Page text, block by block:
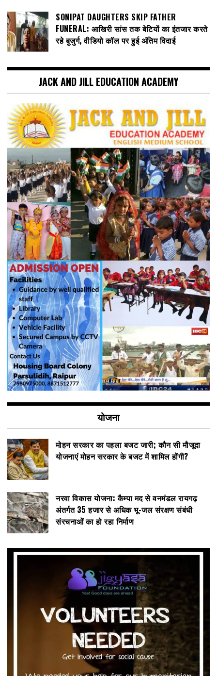
SONIPAT DAUGHTERS SKIP FATHER
FUNERAL: आखिरी सांस तक बेटियों का इंतजार करते
रहे बुजुर्ग, वीडियो कॉल पर हुई अंतिम विदाई
JACK AND JILL EDUCATION ACADEMY
योजना
मोहन सरकार का पहला बजट जारी; कौन सी मौजूदा
योजनाएं मोहन सरकार के बजट में शामिल होंगी?
नरवा विकास योजना: कैम्पा मद से वनमंडल रायगढ़
अंतर्गत 35 हजार से अधिक भू-जल संरक्षण संबंधी
संरचनाओं का हो रहा निर्माण